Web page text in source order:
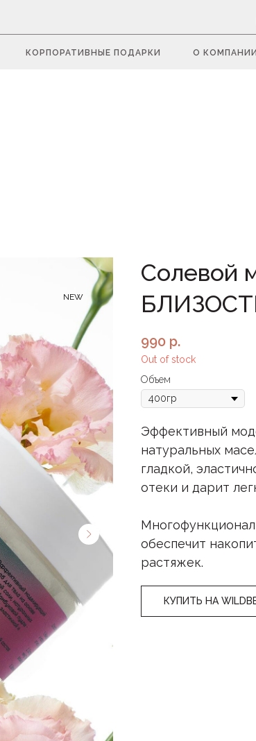
О КОМПАНИИ
КОРПОРАТИВНЫЕ ПОДАРКИ
Солевой
990 р.
Out of stock
Объем
Эффективный
натуральных
гладкой,
отеки и дарит
обеспечит
растяжек.
КУПИТЬ НА